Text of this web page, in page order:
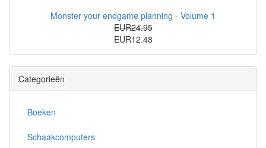
Monster your endgame planning - Volume 1
EUR24.95
EUR12.48
Categorieën
Boeken
Schaakcomputers